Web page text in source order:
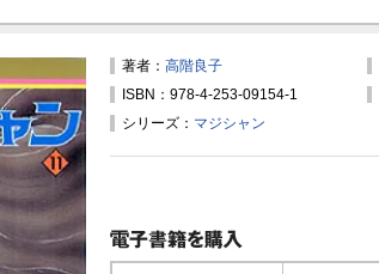
著者： 高階良子
ISBN：978-4-253-09154-1
シリーズ： マジシャン
電子書籍で購入